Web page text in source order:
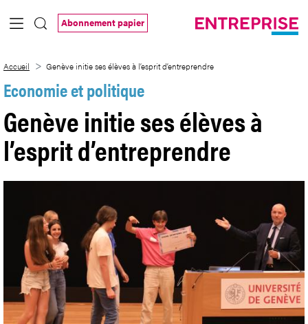
Saut au contenu principal
Abonnement papier
Accueil Genève initie ses élèves à l’esprit d’entreprendre
Economie et politique
Genève initie ses élèves à
l’esprit d’entreprendre